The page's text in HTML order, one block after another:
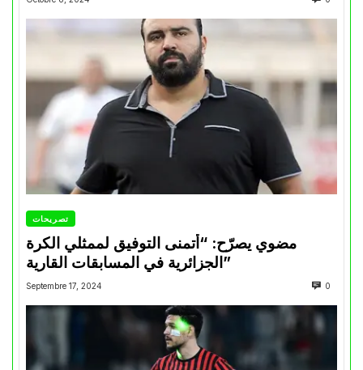
تصريحات
مضوي يصرّح: “أتمنى التوفيق لممثلي الكرة
الجزائرية في المسابقات القارية”
Septembre 17, 2024 0